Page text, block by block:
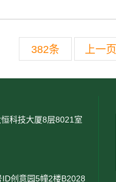
382条 上一页
科技大厦8层8021室
创意园5幢2楼B2028